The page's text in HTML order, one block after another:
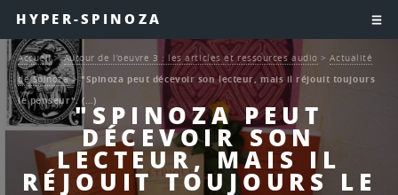
HYPER-SPINOZA
"SPINOZA PEUT
DÉCEVOIR SON
LECTEUR, MAIS IL
RÉJOUIT TOUJOURS LE
Accueil>Autour de l’oeuvre 3 : les articles et ressources audio >Actualité
de Spinoza>"Spinoza peut décevoir son lecteur, mais il réjouit toujours
le penseur". (…)